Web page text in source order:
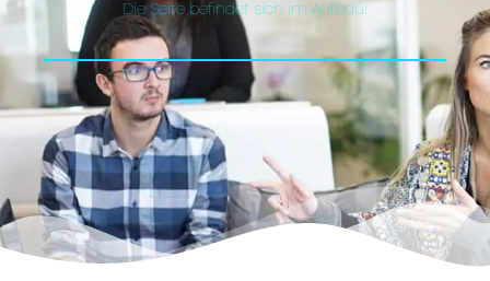
Die Seite befindet sich im Aufbau!